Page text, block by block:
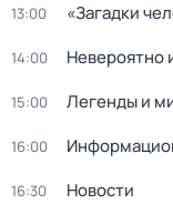
13:00 «Загадки
14:00 Невероятно
15:00 Легенды и
16:00
16:30 Новости